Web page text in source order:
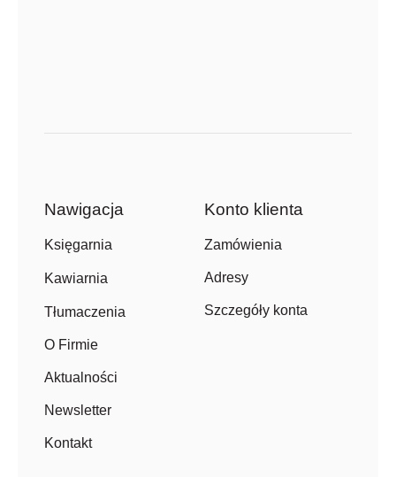
Nawigacja
Księgarnia
Kawiarnia
Tłumaczenia
O Firmie
Aktualności
Newsletter
Kontakt
Konto klienta
Zamówienia
Adresy
Szczegóły konta